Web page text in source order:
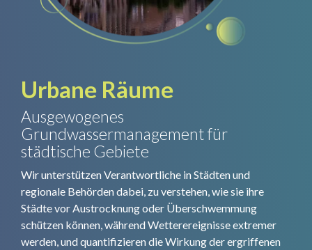
Urbane Räume
Ausgewogenes
Grundwassermanagement für
städtische Gebiete
Wir unterstützen Verantwortliche in Städten und
regionale Behörden dabei, zu verstehen, wie sie ihre
Städte vor Austrocknung oder Überschwemmung
schützen können, während Wetterereignisse extremer
werden, und quantifizieren die Wirkung der ergriffenen